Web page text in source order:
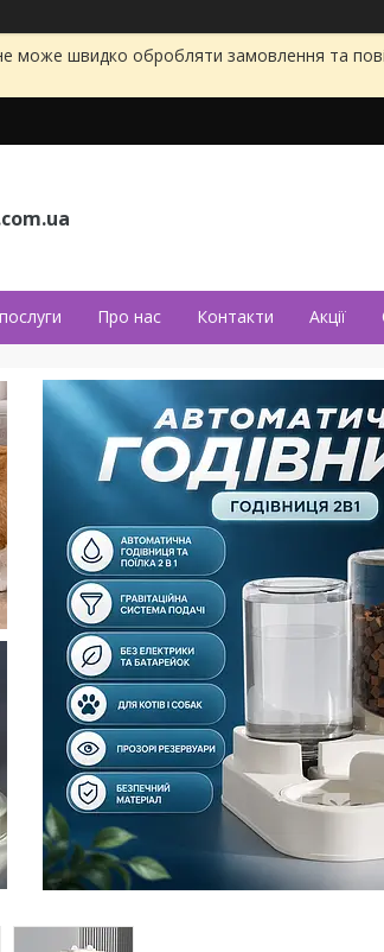
може швидко обробляти замовлення та
Про нас Контакти Акції